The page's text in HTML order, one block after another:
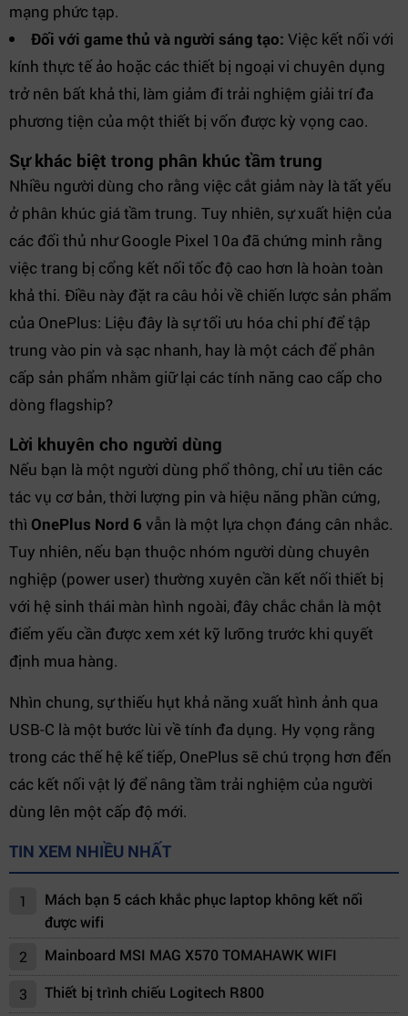
mạng phức tạp.
Đối với game thủ và người sáng tạo: Việc kết nối với
kính thực tế ảo hoặc các thiết bị ngoại vi chuyên dụng
trở nên bất khả thi, làm giảm đi trải nghiệm giải trí đa
phương tiện của một thiết bị vốn được kỳ vọng cao.
Sự khác biệt trong phân khúc tầm trung
Nhiều người dùng cho rằng việc cắt giảm này là tất yếu
ở phân khúc giá tầm trung. Tuy nhiên, sự xuất hiện của
các đối thủ như Google Pixel 10a đã chứng minh rằng
việc trang bị cổng kết nối tốc độ cao hơn là hoàn toàn
khả thi. Điều này đặt ra câu hỏi về chiến lược sản phẩm
của OnePlus: Liệu đây là sự tối ưu hóa chi phí để tập
trung vào pin và sạc nhanh, hay là một cách để phân
cấp sản phẩm nhằm giữ lại các tính năng cao cấp cho
dòng flagship?
Lời khuyên cho người dùng
Nếu bạn là một người dùng phổ thông, chỉ ưu tiên các
tác vụ cơ bản, thời lượng pin và hiệu năng phần cứng,
thì OnePlus Nord 6 vẫn là một lựa chọn đáng cân nhắc.
Tuy nhiên, nếu bạn thuộc nhóm người dùng chuyên
nghiệp (power user) thường xuyên cần kết nối thiết bị
với hệ sinh thái màn hình ngoài, đây chắc chắn là một
điểm yếu cần được xem xét kỹ lưỡng trước khi quyết
định mua hàng.
Nhìn chung, sự thiếu hụt khả năng xuất hình ảnh qua
USB-C là một bước lùi về tính đa dụng. Hy vọng rằng
trong các thế hệ kế tiếp, OnePlus sẽ chú trọng hơn đến
các kết nối vật lý để nâng tầm trải nghiệm của người
dùng lên một cấp độ mới.
TIN XEM NHIỀU NHẤT
1
Mách bạn 5 cách khắc phục laptop không kết nối
được wifi
2
Mainboard MSI MAG X570 TOMAHAWK WIFI
3 Thiết bị trình chiếu Logitech R800